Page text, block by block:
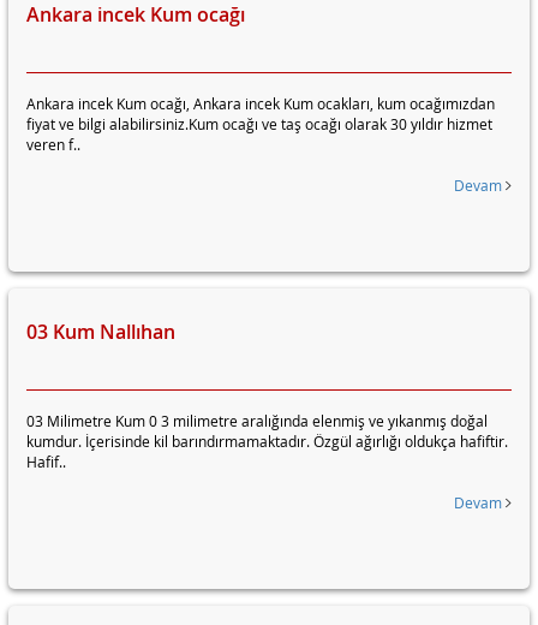
Ankara incek Kum ocağı
Ankara incek Kum ocağı, Ankara incek Kum ocakları, kum ocağımızdan
fiyat ve bilgi alabilirsiniz.Kum ocağı ve taş ocağı olarak 30 yıldır hizmet
veren f..
Devam
03 Kum Nallıhan
03 Milimetre Kum 0 3 milimetre aralığında elenmiş ve yıkanmış doğal
kumdur. İçerisinde kil barındırmamaktadır. Özgül ağırlığı oldukça hafiftir.
Hafif..
Devam